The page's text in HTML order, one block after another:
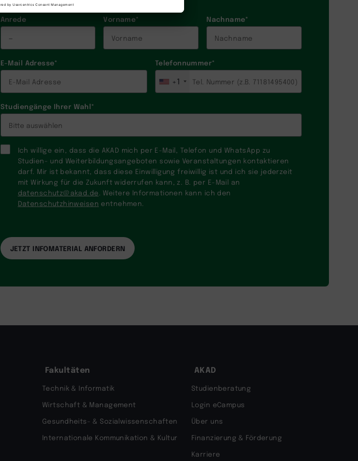
Anrede
—
Vorname* Nachname*
E-Mail Adresse* Telefonnummer*
+1
Studiengänge Ihrer Wahl*
Ich willige ein, dass die AKAD mich per E-Mail, Telefon und WhatsApp zu
Studien- und Weiterbildungsangeboten sowie Veranstaltungen kontaktieren
darf. Mir ist bekannt, dass diese Einwilligung freiwillig ist und ich sie jederzeit
mit Wirkung für die Zukunft widerrufen kann, z. B. per E-Mail an
datenschutz@akad.de . Weitere Informationen kann ich den
Datenschutzhinweisen entnehmen.
Fakultäten
Technik & Informatik
Wirtschaft & Management
Gesundheits- & Sozialwissenschaften
Internationale Kommunikation & Kultur
AKAD
Studienberatung
Login eCampus
Über uns
Finanzierung & Förderung
Karriere